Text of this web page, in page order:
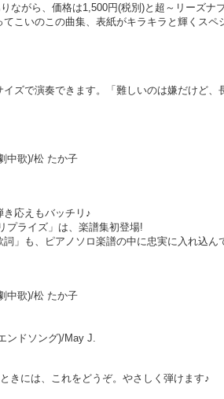
ながら、価格は1,500円(税別)と超～リーズナブ
こいのこの曲集、表紙がキラキラと輝くス
ズで演奏できます。「難しいのは嫌だけど
中歌)/松 たか子
応えもバッチリ♪
プライズ」は、楽譜集初登場!
」も、ピアノソロ楽譜の中に忠実に入れ込ん
中歌)/松 たか子
ンドソング)/May J.
きには、これをどうぞ。やさしく弾けます♪